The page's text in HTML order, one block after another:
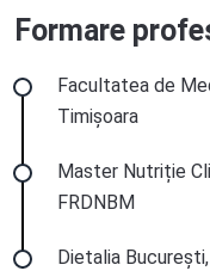
Formare
Facultatea de
Timișoara
Master Nutriție
FRDNBM
Dietalia